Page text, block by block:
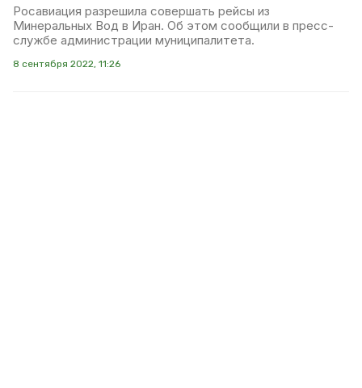
Росавиация разрешила совершать рейсы из
Минеральных Вод в Иран. Об этом сообщили в пресс-
службе администрации муниципалитета.
8 сентября 2022, 11:26